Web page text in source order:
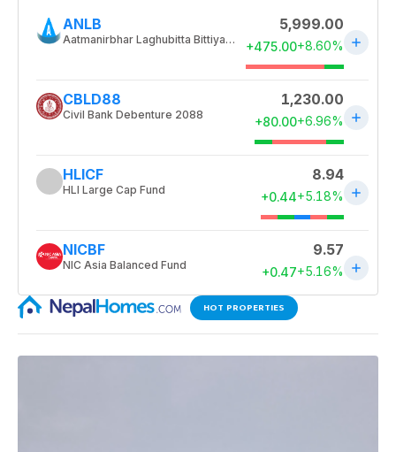
HOT PROPERTIES